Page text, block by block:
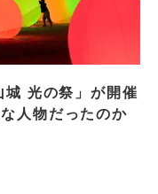
光の祭」が開催
人物だったのか